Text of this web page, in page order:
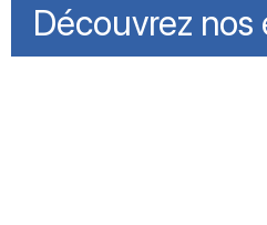
Découvrez